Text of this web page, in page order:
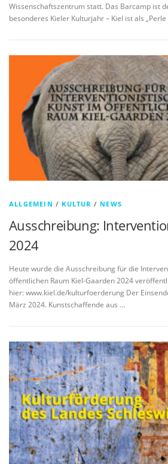
Wissenschaftszentrum statt. Das Barcamp ist
besonderes Kieler Kulturjahr – Kiel ist als
ALLGEMEIN / KULTUR / NEWS
Ausschreibung:
2024
Heute wurde die Ausschreibung für die
öffentlichen Raum Kiel-Gaarden 2024
hier: www.kiel.de/kulturfoerderung Der
März 2024. Kunstschaffende aus …